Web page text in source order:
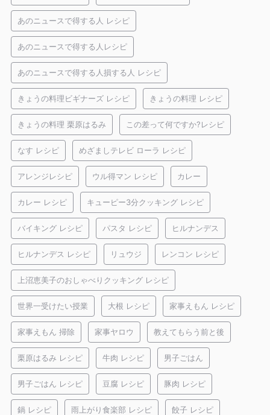
あのニュースで得する人 レシピ
あのニュースで得する人レシピ
あのニュースで得する人損する人 レシピ
きょうの料理ビギナーズ レシピ きょうの料理 レシピ
きょうの料理 栗原はるみ この差って何ですか?レシピ
なす レシピ めざましテレビ ローラ レシピ
アレンジレシピ ウル得マン レシピ カレー
カレー レシピ キューピー3分クッキング レシピ
バイキング レシピ パスタ レシピ ヒルナンデス
ヒルナンデス レシピ リュウジ レンコン レシピ
上沼恵美子のおしゃべりクッキング レシピ
世界一受けたい授業 大根 レシピ 家事えもん レシピ
家事えもん 掃除 家事ヤロウ 教えてもらう前と後
栗原はるみ レシピ 牛肉 レシピ 男子ごはん
男子ごはん レシピ 豆腐 レシピ 豚肉 レシピ
鍋 レシピ 雨上がり食楽部 レシピ 餃子 レシピ